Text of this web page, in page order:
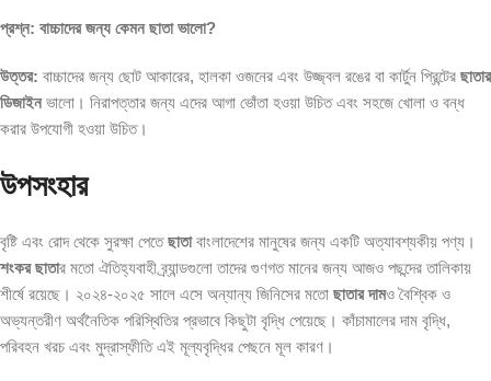
প্রশ্ন: বাচ্চাদের জন্য কেমন ছাতা ভালো?
উত্তর: বাচ্চাদের জন্য ছোট আকারের, হালকা ওজনের এবং উজ্জ্বল রঙের বা কার্টুন প্রিন্টের ছাতার
ডিজাইনভালো। নিরাপত্তার জন্য এদের আগা ভোঁতা হওয়া উচিত এবং সহজে খোলা ও বন্ধ
করার উপযোগী হওয়া উচিত।
উপসংহার
বৃষ্টি এবং রোদ থেকে সুরক্ষা পেতেছাতাবাংলাদেশের মানুষের জন্য একটি অত্যাবশ্যকীয় পণ্য।
শংকর ছাতার মতো ঐতিহ্যবাহী ব্র্যান্ডগুলো তাদের গুণগত মানের জন্য আজও পছন্দের তালিকায়
শীর্ষে রয়েছে। ২০২৪-২০২৫ সালে এসে অন্যান্য জিনিসের মতো ছাতার দামও বৈশ্বিক ও
অভ্যন্তরীণ অর্থনৈতিক পরিস্থিতির প্রভাবে কিছুটা বৃদ্ধি পেয়েছে। কাঁচামালের দাম বৃদ্ধি,
পরিবহন খরচ এবং মুদ্রাস্ফীতি এই মূল্যবৃদ্ধির পেছনে মূল কারণ।